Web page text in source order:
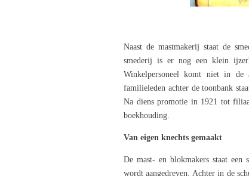
Naast de mastmakerij staat de
smederij is er nog een klein
Winkelpersoneel komt niet in de
familieleden achter de toonbank
Na diens promotie in 1921 tot
boekhouding.
Van eigen knechts gemaakt
De mast- en blokmakers staat een
wordt aangedreven. Achter in de